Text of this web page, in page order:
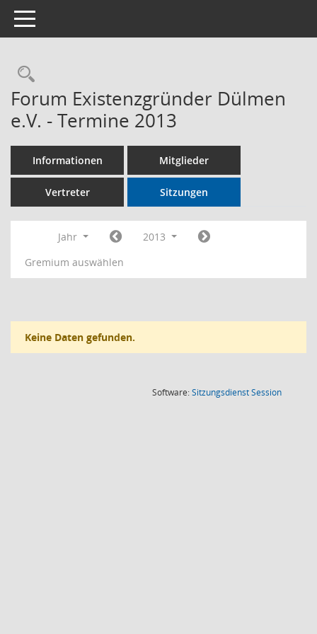
Toggle navigation
Rechercheauswahl
Forum Existenzgründer Dülmen
e.V. - Termine 2013
Informationen Mitglieder
Vertreter Sitzungen
Jahr
2013
Gremium auswählen
Keine Daten gefunden.
Software:SitzungsdienstSession(Wird in